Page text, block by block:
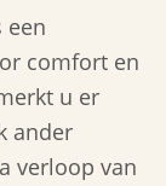
een
comfort en
u er
ander
verloop van